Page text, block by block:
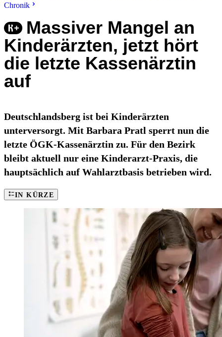
Chronik
Massiver Mangel an
Kinderärzten, jetzt hört
die letzte Kassenärztin
auf
Deutschlandsberg ist bei Kinderärzten
unterversorgt. Mit Barbara Pratl sperrt nun die
letzte ÖGK-Kassenärztin zu. Für den Bezirk
bleibt aktuell nur eine Kinderarzt-Praxis, die
hauptsächlich auf Wahlarztbasis betrieben wird.
IN KÜRZE